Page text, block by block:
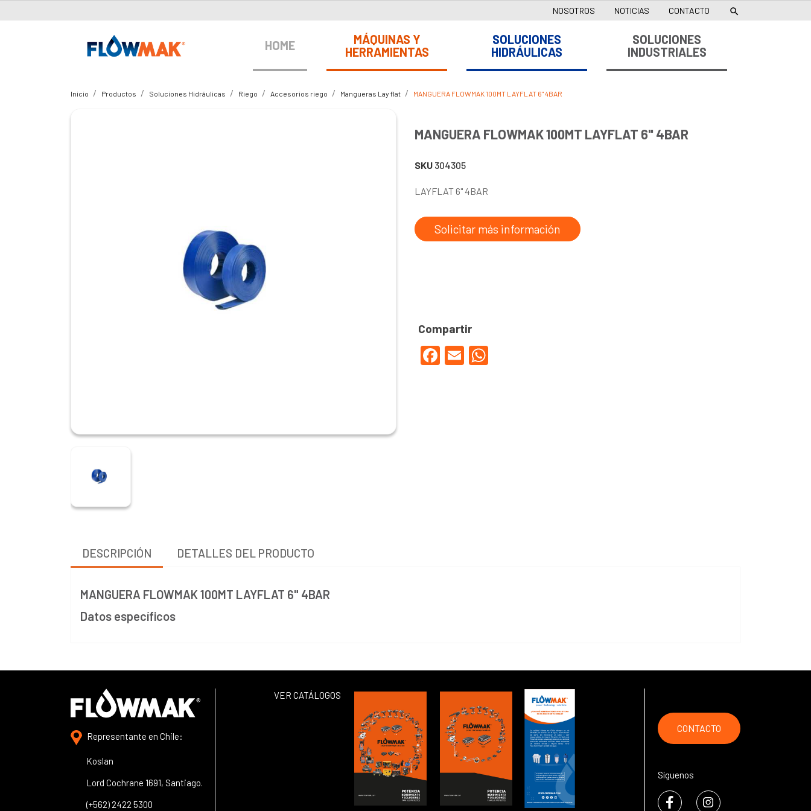
NOSOTROS NOTICIAS CONTACTO 
HOME
MÁQUINAS Y
HERRAMIENTAS
SOLUCIONES
HIDRÁULICAS
SOLUCIONES
INDUSTRIALES
Inicio Productos Soluciones Hidráulicas Riego Accesorios riego Mangueras Lay flat MANGUERA FLOWMAK 100MT LAYFLAT 6" 4BAR
MANGUERA FLOWMAK 100MT LAYFLAT 6" 4BAR
SKU 304305
LAYFLAT 6" 4BAR
Solicitar más información
DESCRIPCIÓN DETALLES DEL PRODUCTO
MANGUERA FLOWMAK 100MT LAYFLAT 6" 4BAR
Datos específicos
Representante en Chile:
Koslan
Lord Cochrane 1691, Santiago.
(+562) 2422 5300
VER CATÁLOGOS
CONTACTO
Síguenos